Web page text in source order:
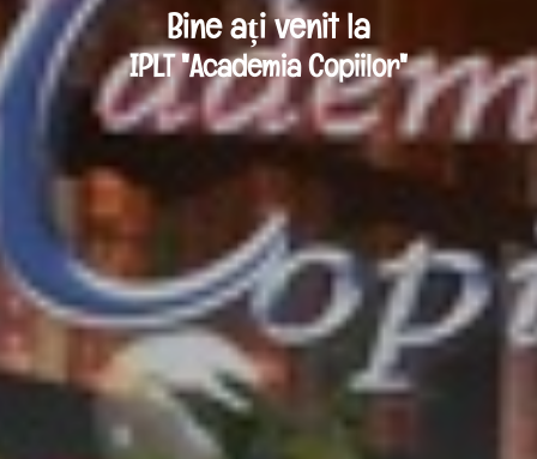
Bine ați venit la
IPLT "Academia Copiilor"